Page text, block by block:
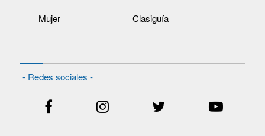
Mujer Clasiguía
- Redes sociales -